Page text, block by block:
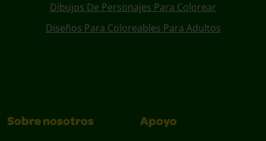
Dibujos De Personajes Para Colorear
Diseños Para Coloreables Para Adultos
Sobre nosotros Apoyo